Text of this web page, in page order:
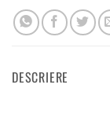
DESCRIERE